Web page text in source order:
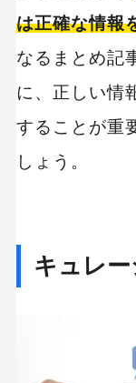
は正確な情報
なるまとめ記
に、正しい情
することが重
しょう。
キュレ